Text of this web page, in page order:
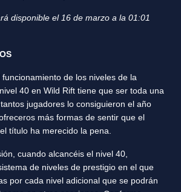
disponible el 16 de marzo a la 01:01
de los niveles de la
40 en Wild Rift tiene que ser toda una
jugadores lo consiguieron el año
más formas de sentir que el
título ha merecido la pena.
cuando alcancéis el nivel 40,
de niveles de prestigio en el que
por cada nivel adicional que se podrán